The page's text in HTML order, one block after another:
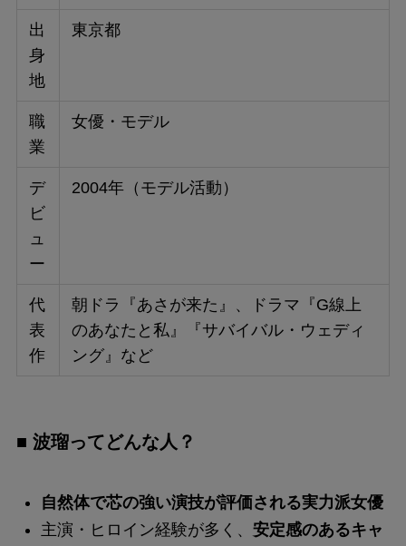
出
身
地
東京都
職
業
女優・モデル
デ
ビ
ュ
ー
2004年（モデル活動）
代
表
作
朝ドラ『あさが来た』、ドラマ『G線上
のあなたと私』『サバイバル・ウェディ
ング』など
■ 波瑠ってどんな人？
自然体で芯の強い演技が評価される実力派女優
主演・ヒロイン経験が多く、 安定感のあるキャ